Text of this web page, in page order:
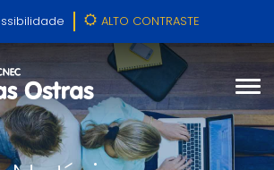
ALTO CONTRASTE